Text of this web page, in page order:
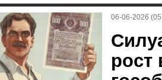
06-06-2026
рост